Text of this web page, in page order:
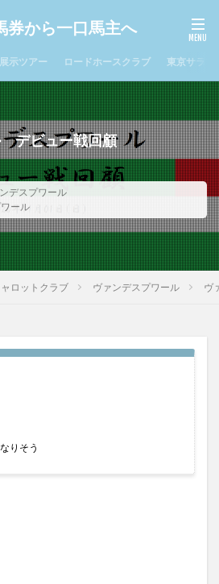
券から一口馬主へ
示ツアー ロードホースクラブ 東京サラブ
デビュー戦回顧
デスプワール
ール
ロットクラブ ヴァンデスプワール ヴ
りそう
シルクホースクラブ
レシオン
ソレンニータ
ビュー
ナイトミュージアム
マンディ
メリディアン
ロードTO
ードゲイル
ロードシュトローム
ロードストライク
ロードソレイユ
ヴァンデスプワール
口馬主 出資検討
出資過程